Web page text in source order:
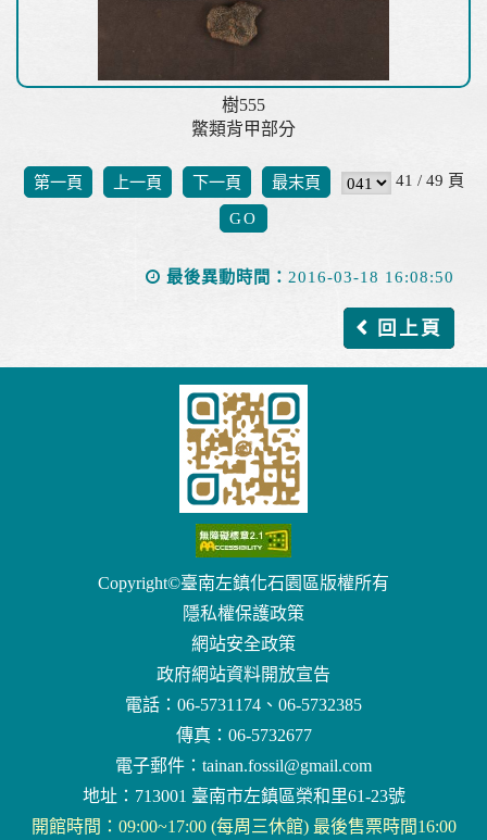
樹555
鱉類背甲部分
第一頁 上一頁 下一頁 最末頁 41 / 49 頁
最後異動時間： 2016-03-18 16:08:50
回上頁
Copyright©臺南左鎮化石園區版權所有
隱私權保護政策
網站安全政策
政府網站資料開放宣告
電話：06-5731174、06-5732385
傳真：06-5732677
電子郵件： tainan.fossil@gmail.com
地址：713001 臺南市左鎮區榮和里61-23號
開館時間：09:00~17:00 (每周三休館) 最後售票時間16:00